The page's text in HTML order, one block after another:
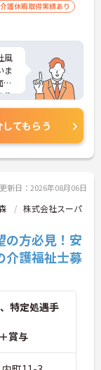
護休暇取得実績あり
風
ま
談
り
高
研
実
てもらう
更新日：2026年08月06日
株式会社スーパ
の方必見！安
介護福祉士募
特定処遇手
賞与